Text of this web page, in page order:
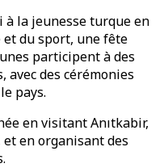
à la jeunesse turque en
et du sport, une fête
participent à des
des cérémonies
pays.
en visitant Anıtkabir,
et en organisant des